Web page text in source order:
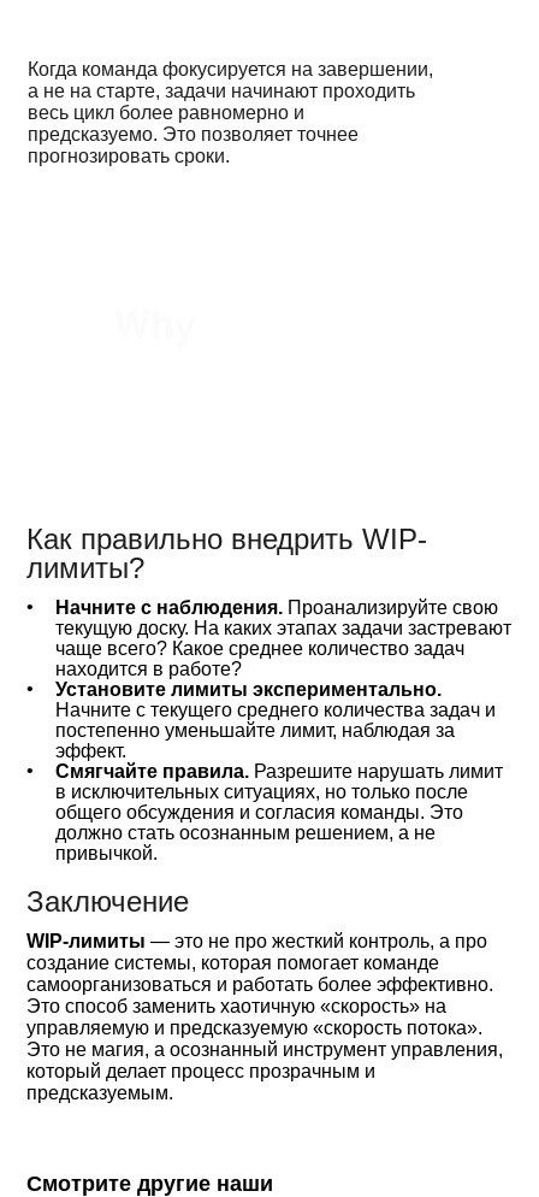
Когда команда фокусируется на завершении,
а не на старте, задачи начинают проходить
весь цикл более равномерно и
предсказуемо. Это позволяет точнее
прогнозировать сроки.
Как правильно внедрить WIP-
лимиты?
Начните с наблюдения. Проанализируйте свою
текущую доску. На каких этапах задачи застревают
чаще всего? Какое среднее количество задач
находится в работе?
Установите лимиты экспериментально.
Начните с текущего среднего количества задач и
постепенно уменьшайте лимит, наблюдая за
эффект.
Смягчайте правила. Разрешите нарушать лимит
в исключительных ситуациях, но только после
общего обсуждения и согласия команды. Это
должно стать осознанным решением, а не
привычкой.
Заключение
WIP-лимиты — это не про жесткий контроль, а про
создание системы, которая помогает команде
самоорганизоваться и работать более эффективно.
Это способ заменить хаотичную «скорость» на
управляемую и предсказуемую «скорость потока».
Это не магия, а осознанный инструмент управления,
который делает процесс прозрачным и
предсказуемым.
Смотрите другие наши